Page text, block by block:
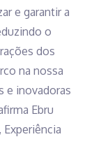
e garantir a
o
dos
na nossa
e inovadoras
Ebru